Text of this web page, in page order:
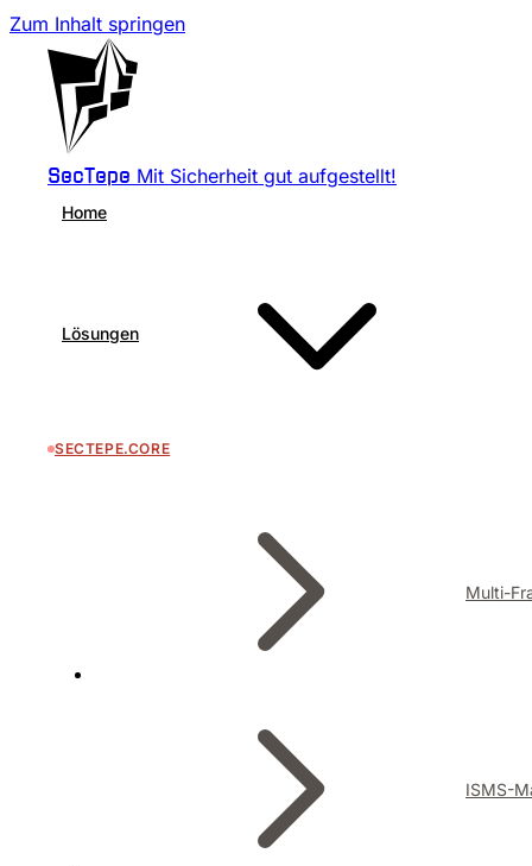
Zum Inhalt springen
SecTepe Mit Sicherheit gut aufgestellt!
Home
Lösungen
SECTEPE.CORE
Multi-
ISMS-